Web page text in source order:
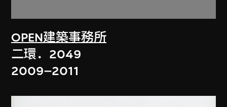
OPEN建築事務所
二環．2049
2009–2011